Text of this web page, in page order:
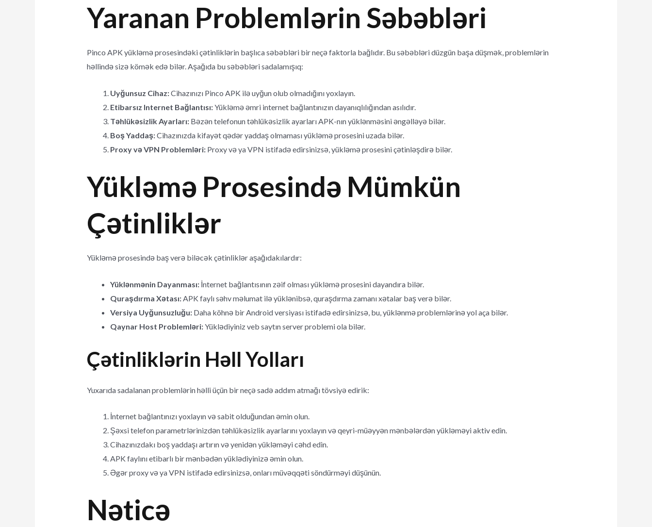
Yaranan Problemlərin Səbəbləri
Pinco APK yükləmə prosesindəki çətinliklərin başlıca səbəbləri bir neçə faktorla bağlıdır. Bu səbəbləri düzgün başa düşmək, problemlərin
həllində sizə kömək edə bilər. Aşağıda bu səbəbləri sadalamışıq:
Uyğunsuz Cihaz:Cihazınızı Pinco APK ilə uyğun olub olmadığını yoxlayın.
Etibarsız Internet Bağlantısı:Yükləmə əmri internet bağlantınızın dayanıqlılığından asılıdır.
Təhlükəsizlik Ayarları:Bəzən telefonun təhlükəsizlik ayarları APK-nın yüklənməsini əngəlləyə bilər.
Boş Yaddaş:Cihazınızda kifayət qədər yaddaş olmaması yükləmə prosesini uzada bilər.
Proxy və VPN Problemləri:Proxy və ya VPN istifadə edirsinizsə, yükləmə prosesini çətinləşdirə bilər.
Yükləmə Prosesində Mümkün
Çətinliklər
Yükləmə prosesində baş verə biləcək çətinliklər aşağıdakılardır:
Yüklənmənin Dayanması:İnternet bağlantısının zəif olması yükləmə prosesini dayandıra bilər.
Quraşdırma Xətası:APK faylı səhv məlumat ilə yüklənibsə, quraşdırma zamanı xətalar baş verə bilər.
Versiya Uyğunsuzluğu:Daha köhnə bir Android versiyası istifadə edirsinizsə, bu, yüklənmə problemlərinə yol aça bilər.
Qaynar Host Problemləri:Yüklədiyiniz veb saytın server problemi ola bilər.
Çətinliklərin Həll Yolları
Yuxarıda sadalanan problemlərin həlli üçün bir neçə sadə addım atmağı tövsiyə edirik:
İnternet bağlantınızı yoxlayın və sabit olduğundan əmin olun.
Şəxsi telefon parametrlərinizdən təhlükəsizlik ayarlarını yoxlayın və qeyri-müəyyən mənbələrdən yükləməyi aktiv edin.
Cihazınızdakı boş yaddaşı artırın və yenidən yükləməyi cəhd edin.
APK faylını etibarlı bir mənbədən yüklədiyinizə əmin olun.
Əgər proxy və ya VPN istifadə edirsinizsə, onları müvəqqəti söndürməyi düşünün.
Nəticə